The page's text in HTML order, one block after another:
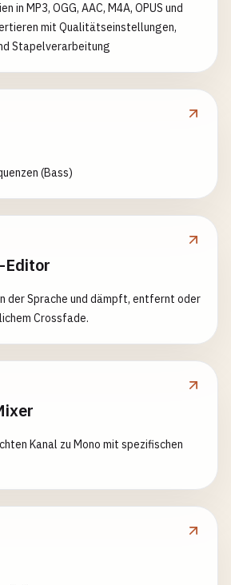
in MP3, OGG, AAC, M4A, OPUS und
mit Qualitätseinstellungen,
Stapelverarbeitung
(Bass)
der Sprache und dämpft, entfernt oder
Crossfade.
Kanal zu Mono mit spezifischen